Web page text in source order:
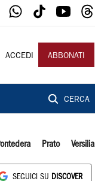
ACCEDI ABBONATI
CERCA
Prato Versilia
SEGUICI SU DISCOVER